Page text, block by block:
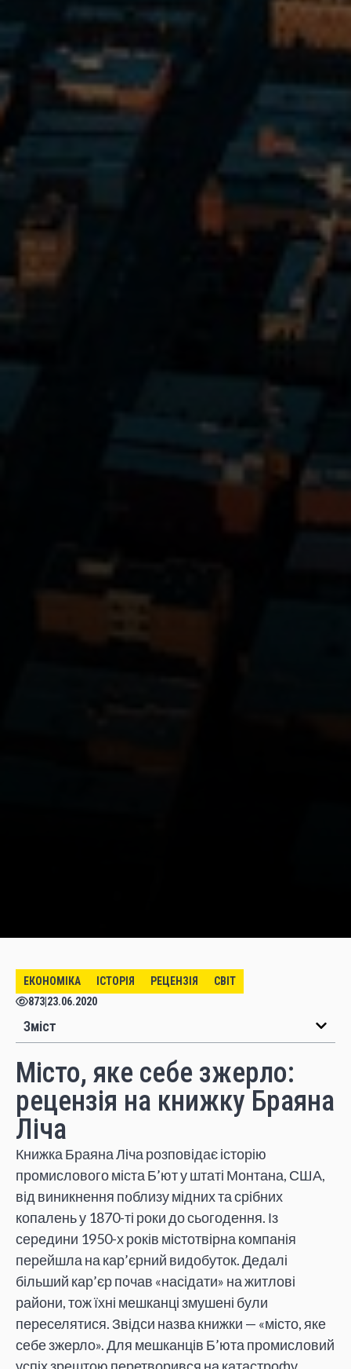
ЕКОНОМІКА ІСТОРІЯ РЕЦЕНЗІЯ
СВІТ
873 23.06.2020
Зміст
Місто, яке себе зжерло:
рецензія на книжку Браяна
Ліча
Книжка Браяна Ліча розповідає історію
промислового міста Б’ют у штаті Монтана, США,
від виникнення поблизу мідних та срібних
копалень у 1870-ті роки до сьогодення. Із
середини 1950-х років містотвірна компанія
перейшла на кар’єрний видобуток. Дедалі
більший кар’єр почав «насідати» на житлові
райони, тож їхні мешканці змушені були
переселятися. Звідси назва книжки — «місто, яке
себе зжерло». Для мешканців Б’юта промисловий